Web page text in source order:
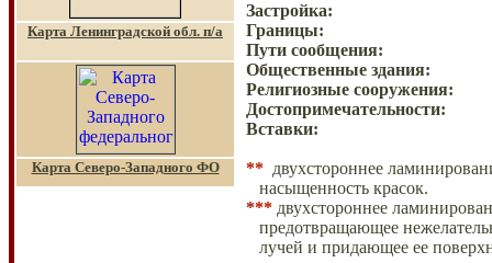
Застройка:
Границы:
Пути сообщения:
Общественные здания:
Религиозные сооружения:
Достопримечательности:
Вставки:
** двухстороннее
насыщенность красок.
*** двухстороннее
предотвращающее
лучей и придающее ее
Карта Ленинградской обл. п/а
Карта Северо-Западного ФО